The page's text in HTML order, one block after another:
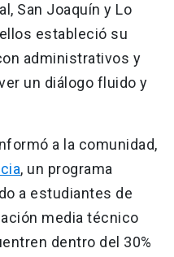
San Joaquín y Lo
estableció su
administrativos y
un diálogo fluido y
a la comunidad,
, un programa
a estudiantes de
media técnico
dentro del 30%